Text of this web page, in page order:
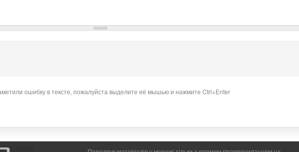
ошибку в тексте, пожалуйста выделите её мышью и нажмите Ctrl+Enter